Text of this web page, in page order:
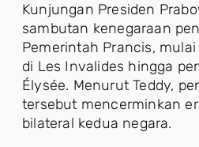
Kunjungan Presiden
sambutan kenegaraan
Pemerintah Prancis,
di Les Invalides hingga
Élysée. Menurut Teddy,
tersebut mencerminkan
bilateral kedua negara.